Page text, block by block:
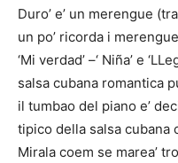
Duro’ e’ un merengue
un po’ ricorda i
‘Mi verdad’ –‘ Niña’ e
salsa cubana romantica
il tumbao del piano e’
tipico della salsa cubana
Mirala coem se marea’